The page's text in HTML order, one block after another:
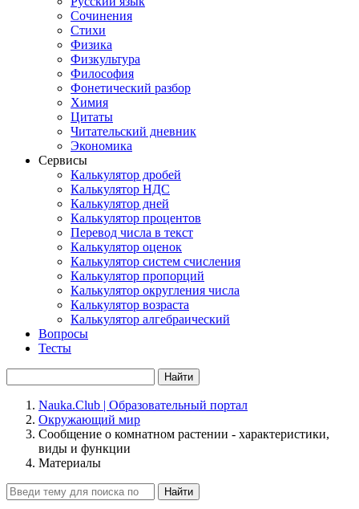
Сочинения
Стихи
Физика
Физкультура
Философия
Фонетический разбор
Химия
Цитаты
Читательский дневник
Экономика
Сервисы
Калькулятор дробей
Калькулятор НДС
Калькулятор дней
Калькулятор процентов
Перевод числа в текст
Калькулятор оценок
Калькулятор систем счисления
Калькулятор пропорций
Калькулятор округления числа
Калькулятор возраста
Калькулятор алгебраический
Вопросы
Тесты
Найти
Nauka.Club | Образовательный портал
Окружающий мир
Сообщение о комнатном растении - характеристики,
виды и функции
Материалы
Найти